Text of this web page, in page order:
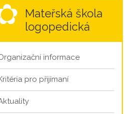
Mateřská škola
logopedická
informace
pro přijímaní